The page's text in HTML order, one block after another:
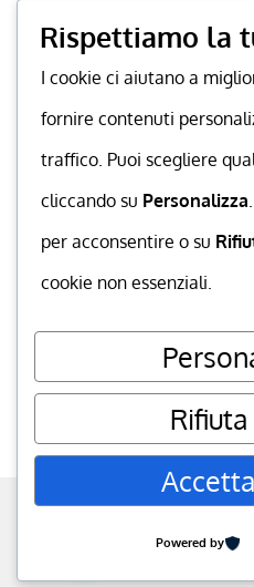
powered by
Rispettiamo la
I cookie ci aiutano a
fornire contenuti
traffico. Puoi scegliere
cliccando su Personalizza
per acconsentire o su
cookie non essenziali.
Powered by